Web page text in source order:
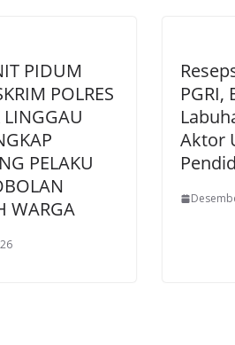
PIDUM
POLRES
PELAKU
WARGA
PGRI,
Aktor